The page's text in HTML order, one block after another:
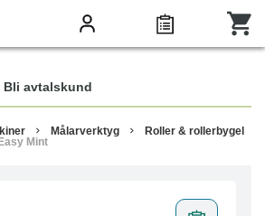
Bli avtalskund
Målarverktyg
Roller & rollerbygel
Mint